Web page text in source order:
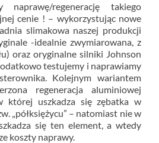
naprawę/regenerację takiego
cenie ! – wykorzystując nowe
slimakowa naszej produkcji
-idealnie zwymiarowana, z
oraz oryginalne silniki Johnson
testujemy i naprawiamy
Kolejnym wariantem
regeneracja aluminiowej
której uszkadza się zębatka w
„półksiężycu” – natomiast nie w
się ten element, a wtedy
koszty naprawy.